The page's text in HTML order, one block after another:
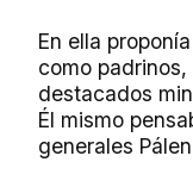
En ella
como
destacados
Él mismo
generales